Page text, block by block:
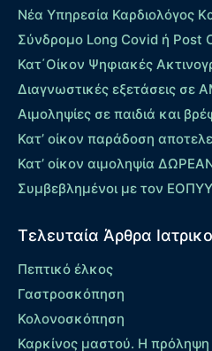
Νέα Υπηρεσία Καρδιολόγος
Σύνδρομο Long Covid ή Post
Κατ΄Οίκον Ψηφιακές
Διαγνωστικές εξετάσεις σε
Αιμοληψίες σε παιδιά και
Κατ’ οίκον παράδοση
Κατ’ οίκον αιμοληψία
Συμβεβλημένοι με τον ΕΟΠΥΥ
Τελευταία Άρθρα
Πεπτικό έλκος
Γαστροσκόπηση
Κολονοσκόπηση
Καρκίνος μαστού. Η πρόληψη